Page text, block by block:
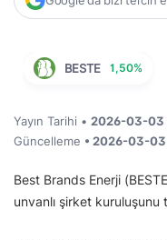
BESTE 1,50%
Yayın Tarihi • 2026-03-03
Güncelleme • 2026-03-03
Best Brands Enerji
unvanlı şirket kuruluşunu